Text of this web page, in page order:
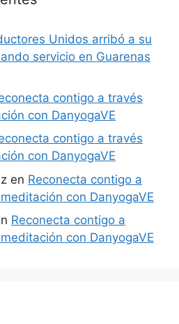
Unidos arribó a su
servicio en Guarenas
contigo a través
con DanyogaVE
contigo a través
con DanyogaVE
en Reconecta contigo a
con DanyogaVE
Reconecta contigo a
con DanyogaVE